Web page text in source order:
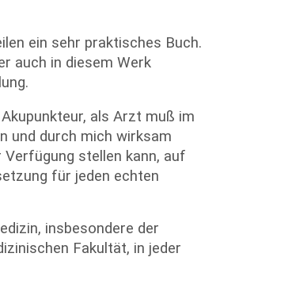
ein sehr praktisches Buch.
auch in diesem Werk
als Arzt muß im
und durch mich wirksam
stellen kann, auf
für jeden echten
insbesondere der
Fakultät, in jeder